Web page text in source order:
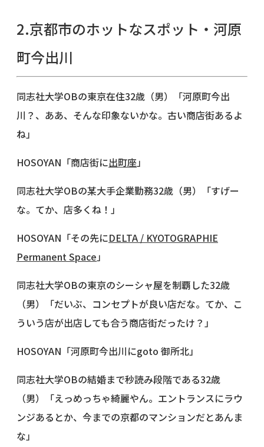
2.京都市のホットなスポット・河原
町今出川
同志社大学OBの東京在住32歳（男）「河原町今出
川？、ああ、そんな印象ないかな。古い商店街あるよ
ね」
HOSOYAN「商店街に出町座」
同志社大学OBの某大手企業勤務32歳（男）「すげー
な。てか、店多くね！」
HOSOYAN「その先にDELTA / KYOTOGRAPHIE
Permanent Space」
同志社大学OBの東京のシーシャ屋を制覇した32歳
（男）「だいぶ、コンセプトが良い店だな。てか、こ
ういう店が出店しても合う商店街だったけ？」
HOSOYAN「河原町今出川にgoto 御所北」
同志社大学OBの結婚まで秒読み段階である32歳
（男）「えっめっちゃ綺麗やん。エントランスにラウ
ンジあるとか、今までの京都のマンションだとあんま
な」